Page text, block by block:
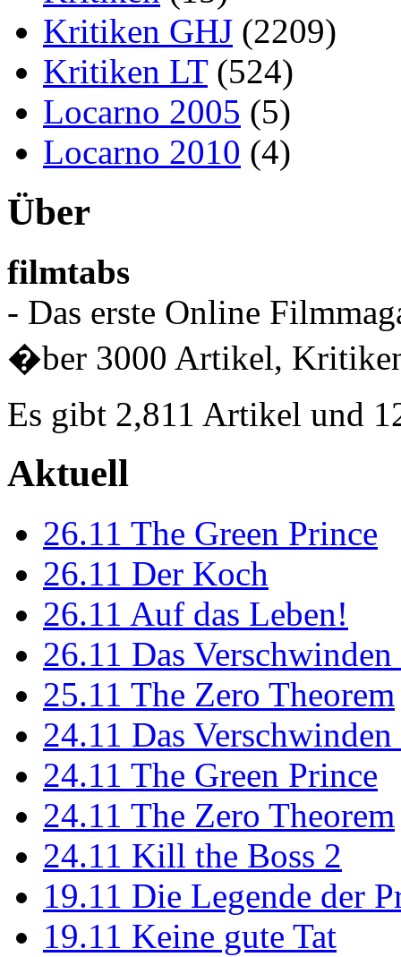
Kritiken GHJ (2209)
Kritiken LT(524)
Locarno 2005 (5)
Locarno 2010 (4)
Über
filmtabs
- Das erste Online
�ber 3000 Artikel,
Es gibt 2,811 Artikel und
Aktuell
26.11 The Green Prince
26.11 Der Koch
26.11 Auf das Leben!
26.11 Das
25.11 The Zero Theorem
24.11 Das
24.11 The Green Prince
24.11 The Zero Theorem
24.11 Kill the Boss 2
19.11 Die Legende der
19.11 Keine gute Tat